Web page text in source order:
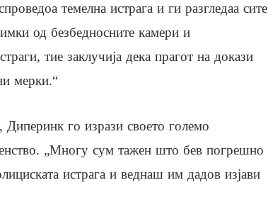
темелна истрага и ги разгледаа сите
од безбедносните камери и
тие заклучија дека прагот на докази
мерки.“
Диперинк го изрази своето големо
„Многу сум тажен што бев погрешно
истрага и веднаш им дадов изјави